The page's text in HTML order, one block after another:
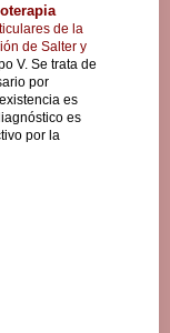
de la
de Salter y
V. Se trata de
por
es
es
por la